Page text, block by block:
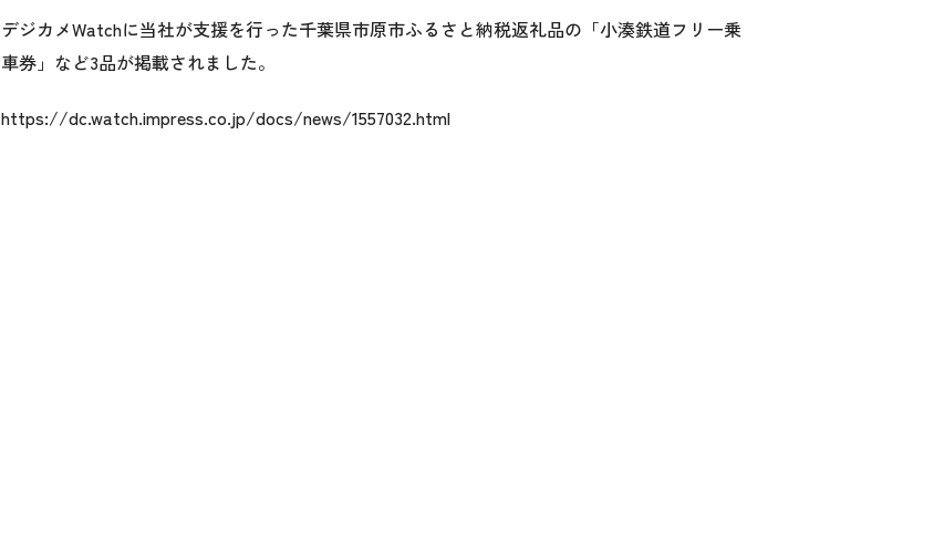
デジカメWatchに当社が支援を行った千葉県市原市ふるさと納税返礼品の「小湊鉄道フリー乗
車券」など3品が掲載されました。
https://dc.watch.impress.co.jp/docs/news/1557032.html